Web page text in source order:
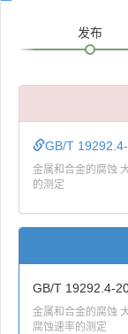
发布
GB/T
金属和合金的腐蚀
的测定
GB/T 19292.4-
金属和合金的腐蚀
腐蚀速率的测定